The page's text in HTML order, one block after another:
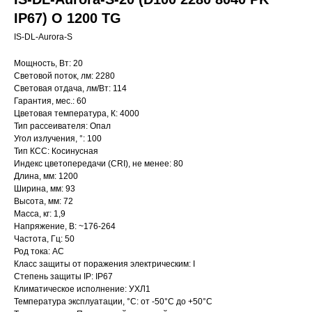
IP67) O 1200 TG
IS-DL-Aurora-S
Мощность, Вт: 20
Световой поток, лм: 2280
Световая отдача, лм/Вт: 114
Гарантия, мес.: 60
Цветовая температура, К: 4000
Тип рассеивателя: Опал
Угол излучения, °: 100
Тип КСС: Косинусная
Индекс цветопередачи (CRI), не менее: 80
Длина, мм: 1200
Ширина, мм: 93
Высота, мм: 72
Масса, кг: 1,9
Напряжение, В: ~176-264
Частота, Гц: 50
Род тока: AC
Класс защиты от поражения электрическим: I
Степень защиты IP: IP67
Климатическое исполнение: УХЛ1
Температура эксплуатации, °С: от -50°C до +50°C